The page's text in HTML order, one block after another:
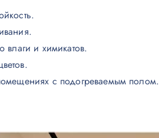
влаги и химикатов.
с подогреваемым полом.